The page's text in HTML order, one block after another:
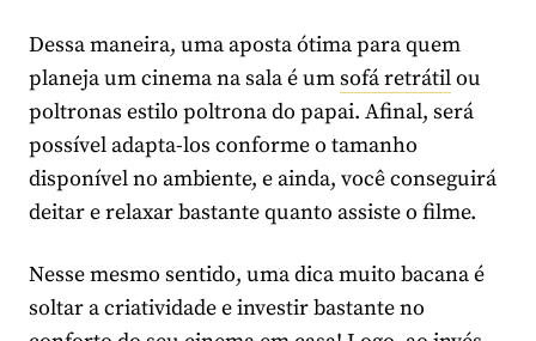
Dessa maneira, uma aposta ótima para quem
planeja um cinema na sala é umsofá retrátilou
poltronas estilo poltrona do papai. Afinal, será
possível adapta-los conforme o tamanho
disponível no ambiente, e ainda, você conseguirá
deitar e relaxar bastante quanto assiste o filme.
Nesse mesmo sentido, uma dica muito bacana é
soltar a criatividade e investir bastante no